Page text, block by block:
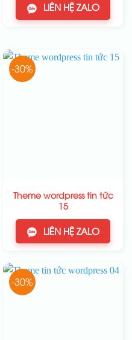
LIÊN HỆ ZALO
-30%
Theme wordpress tin tức
15
LIÊN HỆ ZALO
-30%